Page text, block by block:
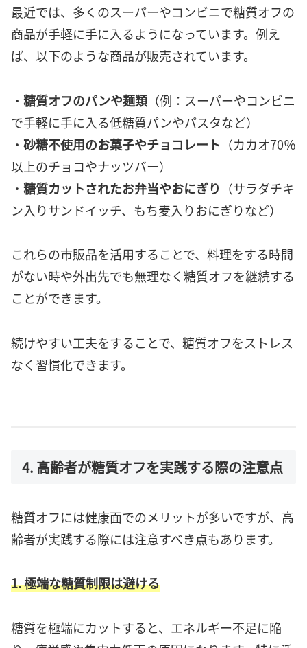
最近では、多くのスーパーやコンビニで糖質オフの
商品が手軽に手に入るようになっています。例え
ば、以下のような商品が販売されています。
・ 糖質オフのパンや麺類 （例：スーパーやコンビニ
で手軽に手に入る低糖質パンやパスタなど）
・ 砂糖不使用のお菓子やチョコレート （カカオ70％
以上のチョコやナッツバー）
・ 糖質カットされたお弁当やおにぎり （サラダチキ
ン入りサンドイッチ、もち麦入りおにぎりなど）
これらの市販品を活用することで、料理をする時間
がない時や外出先でも無理なく糖質オフを継続する
ことができます。
続けやすい工夫をすることで、糖質オフをストレス
なく習慣化できます。
4. 高齢者が糖質オフを実践する際の注意点
糖質オフには健康面でのメリットが多いですが、高
齢者が実践する際には注意すべき点もあります。
1. 極端な糖質制限は避ける
糖質を極端にカットすると、エネルギー不足に陥